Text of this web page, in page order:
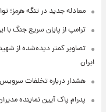
معادله جدید در تنگه هرمز؛
ترامپ از پایان سریع جنگ با
تصاویر کمتر دیده‌شده از
ایران
هشدار درباره تخلفات
پدرام پاک آیین نماینده